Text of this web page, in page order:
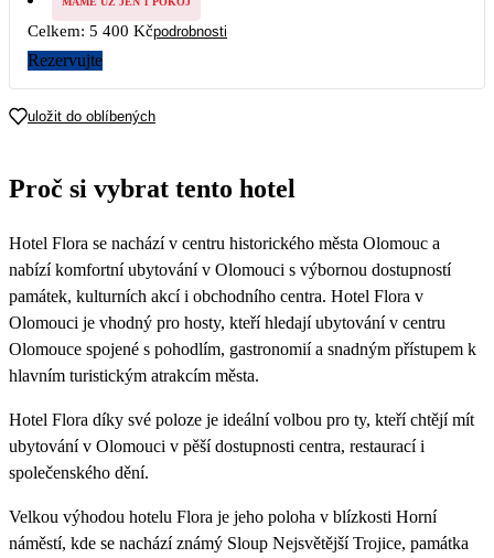
14 15 16
21 22 23 24 25 26 27
Celkem: 5 400 Kčpodrobnosti
Rezervujte
uložit do oblíbených
Proč si vybrat tento hotel
Hotel Flora se nachází v centru historického města Olomouc a
nabízí komfortní ubytování v Olomouci s výbornou dostupností
památek, kulturních akcí i obchodního centra. Hotel Flora v
Olomouci je vhodný pro hosty, kteří hledají ubytování v centru
Olomouce spojené s pohodlím, gastronomií a snadným přístupem k
hlavním turistickým atrakcím města.
Hotel Flora díky své poloze je ideální volbou pro ty, kteří chtějí mít
ubytování v Olomouci v pěší dostupnosti centra, restaurací i
společenského dění.
Velkou výhodou hotelu Flora je jeho poloha v blízkosti Horní
náměstí, kde se nachází známý Sloup Nejsvětější Trojice, památka